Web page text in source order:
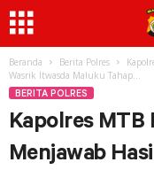
Beranda Berita Polres
Wasrik Itwasda Maluku Tahap...
BERITA POLRES
Kapolres MTB
Menjawab